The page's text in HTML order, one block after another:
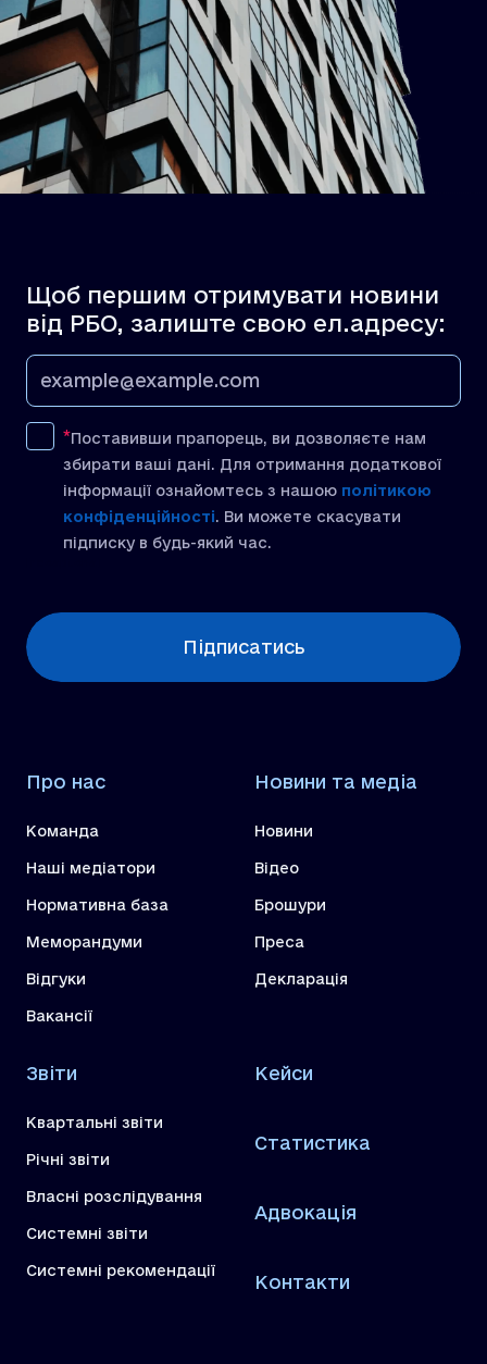
Щоб першим отримувати новини
від РБО, залиште свою ел.адресу:
Поставивши прапорець, ви дозволяєте нам
збирати ваші дані. Для отримання додаткової
інформації ознайомтесь з нашою політикою
конфіденційності. Ви можете скасувати
підписку в будь-який час.
Підписатись
Про нас
Команда
Наші медіатори
Нормативна база
Меморандуми
Відгуки
Вакансії
Новини та медіа
Новини
Відео
Брошури
Преса
Декларація
Звіти
Квартальні звіти
Річні звіти
Власні розслідування
Системні звіти
Системні рекомендації
Кейси
Статистика
Адвокація
Контакти